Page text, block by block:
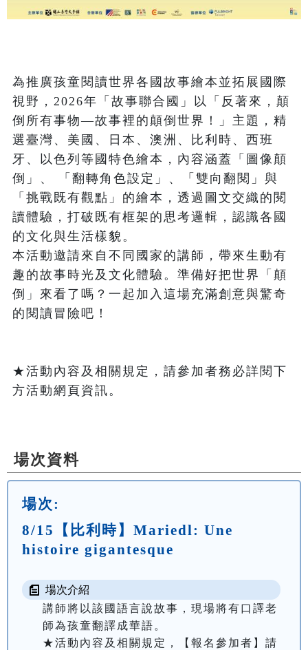
為推廣孩童閱讀世界各國故事繪本並拓展國際
視野，2026年「故事聯合國」以「反著來，顛
倒所有事物—故事裡的顛倒世界！」主題，精
選臺灣、美國、日本、澳洲、比利時、西班
牙、以色列等國特色繪本，內容涵蓋「圖像顛
倒」、 「翻轉角色設定」、「雙向翻閱」與
「挑戰既有觀點」的繪本，透過圖文交織的閱
讀體驗，打破既有框架的思考邏輯，認識各國
的文化與生活樣貌。
本活動邀請來自不同國家的講師，帶來生動有
趣的故事時光及文化體驗。準備好把世界「顛
倒」來看了嗎？一起加入這場充滿創意與驚奇
的閱讀冒險吧！
★活動內容及相關規定，請參加者務必詳閱下
方活動網頁資訊。
場次資料
場次:
8/15【比利時】Mariedl: Une
histoire gigantesque
場次介紹
講師將以該國語言說故事，現場將有口譯老
師為孩童翻譯成華語。
★活動內容及相關規定，【報名參加者】請